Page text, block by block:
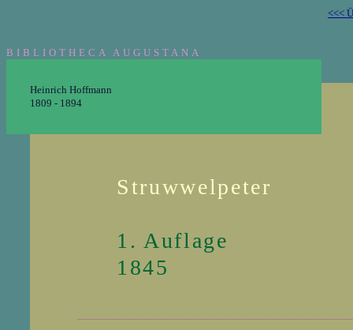
<<<
BIBLIOTHECA AUGUSTANA
Heinrich Hoffmann
1809 - 1894
Struwwelpeter
1. Auflage
1845